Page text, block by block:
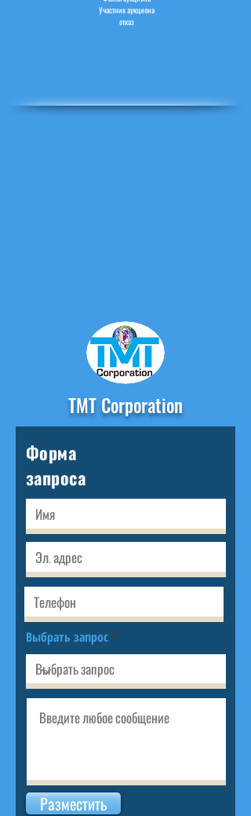
Участник аукциона
отказ
TMT Corporation
Форма
запроса
Выбрать запрос
Разместить